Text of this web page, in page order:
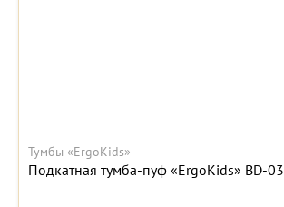
Тумбы «ErgoKids»
Подкатная тумба-пуф «ErgoKids» BD-03